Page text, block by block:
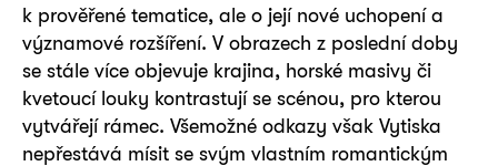
k prověřené tematice, ale o její nové uchopení a
významové rozšíření. V obrazech z poslední doby
se stále více objevuje krajina, horské masivy či
kvetoucí louky kontrastují se scénou, pro kterou
vytvářejí rámec. Všemožné odkazy však Vytiska
nepřestává mísit se svým vlastním romantickým